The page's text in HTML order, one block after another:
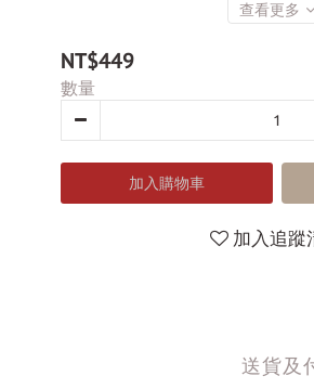
查看更多
NT$449
數量
加入購物車
加入追蹤
送貨及